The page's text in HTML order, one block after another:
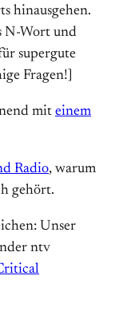
hinausgehen.
N-Wort und
supergute
Fragen!]
mit einem
Radio, warum
gehört.
Unser
ntv